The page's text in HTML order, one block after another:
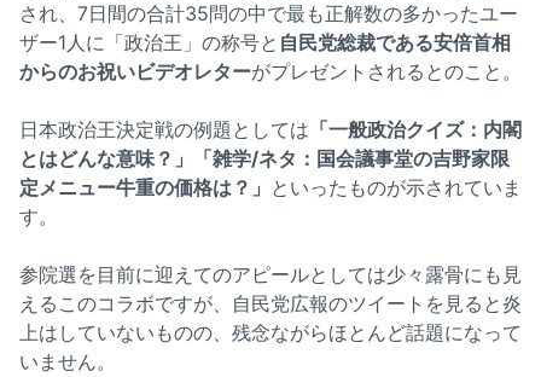
され、7日間の合計35問の中で最も正解数の多かったユー
ザー1人に「政治王」の称号と 自民党総裁である安倍首相
からのお祝いビデオレターがプレゼントされるとのこと。
日本政治王決定戦の例題としては 「一般政治クイズ：内閣
とはどんな意味？」「雑学/ネタ：国会議事堂の吉野家限
定メニュー牛重の価格は？」 といったものが示されていま
す。
参院選を目前に迎えてのアピールとしては少々露骨にも見
えるこのコラボですが、自民党広報のツイートを見ると炎
上はしていないものの、残念ながらほとんど話題になって
いません。